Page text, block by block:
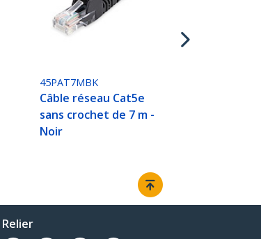
45PAT7MBK
Câble réseau Cat5e
sans crochet de 7 m -
Noir
Relier